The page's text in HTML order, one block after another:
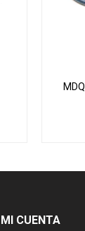
MI CUENTA